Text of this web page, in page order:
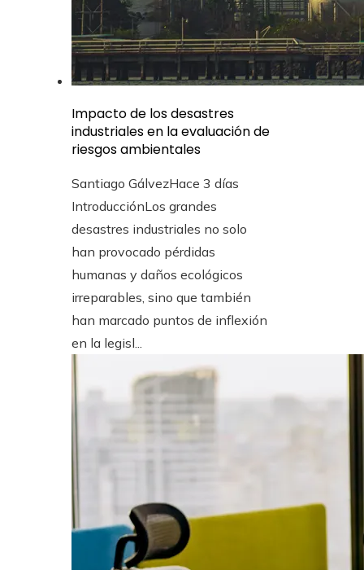
Impacto de los desastres
industriales en la evaluación de
riesgos ambientales
Santiago GálvezHace 3 días
IntroducciónLos grandes
desastres industriales no solo
han provocado pérdidas
humanas y daños ecológicos
irreparables, sino que también
han marcado puntos de inflexión
en la legisl...